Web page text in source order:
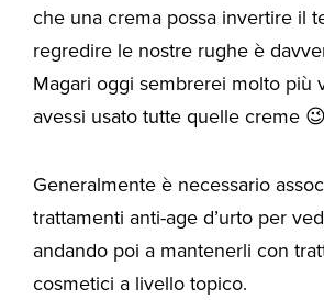
che una crema possa invertire il
regredire le nostre rughe è
Magari oggi sembrerei molto più
avessi usato tutte quelle creme
Generalmente è necessario
trattamenti anti-age d’urto per
andando poi a mantenerli con
cosmetici a livello topico.